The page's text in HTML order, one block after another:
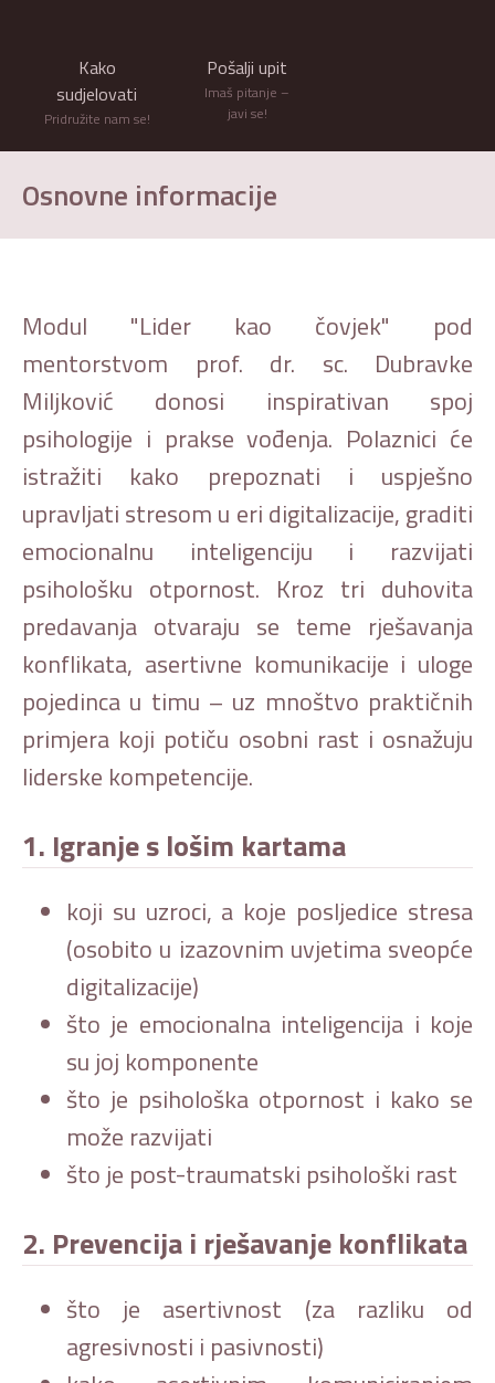
Kako
sudjelovati
Pridružite nam se!
Pošalji upit
Imaš pitanje –
javi se!
Osnovne informacije
Modul "Lider kao čovjek" pod
mentorstvom prof. dr. sc. Dubravke
Miljković donosi inspirativan spoj
psihologije i prakse vođenja. Polaznici će
istražiti kako prepoznati i uspješno
upravljati stresom u eri digitalizacije, graditi
emocionalnu inteligenciju i razvijati
psihološku otpornost. Kroz tri duhovita
predavanja otvaraju se teme rješavanja
konflikata, asertivne komunikacije i uloge
pojedinca u timu – uz mnoštvo praktičnih
primjera koji potiču osobni rast i osnažuju
liderske kompetencije.
1. Igranje s lošim kartama
koji su uzroci, a koje posljedice stresa
(osobito u izazovnim uvjetima sveopće
digitalizacije)
što je emocionalna inteligencija i koje
su joj komponente
što je psihološka otpornost i kako se
može razvijati
što je post-traumatski psihološki rast
2. Prevencija i rješavanje konflikata
što je asertivnost (za razliku od
agresivnosti i pasivnosti)